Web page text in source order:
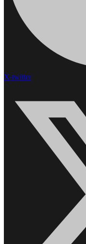
X-twitter